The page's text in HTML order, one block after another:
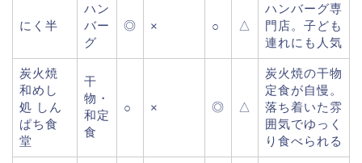
にく半
ハン
バー
グ
◎ × ○ △
ハンバーグ専
門店。子ども
連れにも人気
炭火焼
和めし
処 しん
ぱち食
堂
干
物・
和定
食
○ × ◎ △
炭火焼の干物
定食が自慢。
落ち着いた雰
囲気でゆっく
り食べられる